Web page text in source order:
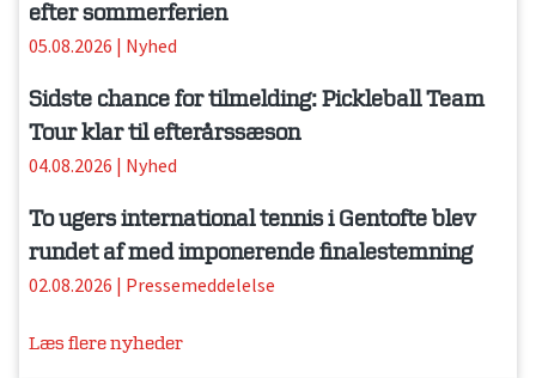
efter sommerferien
05.08.2026 | Nyhed
Sidste chance for tilmelding: Pickleball Team
Tour klar til efterårssæson
04.08.2026 | Nyhed
To ugers international tennis i Gentofte blev
rundet af med imponerende finalestemning
02.08.2026 | Pressemeddelelse
Læs flere nyheder